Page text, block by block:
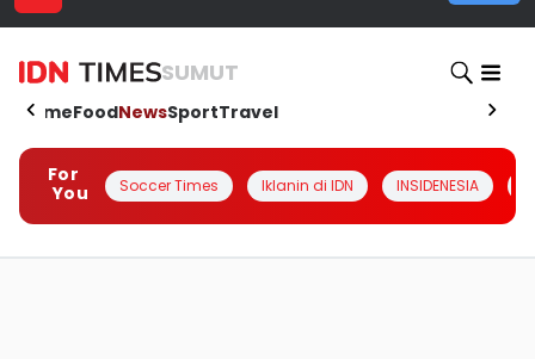
SUMUT
HomeFoodNewsSportTravel
For
You
Soccer Times Iklanin di IDN INSIDENESIA